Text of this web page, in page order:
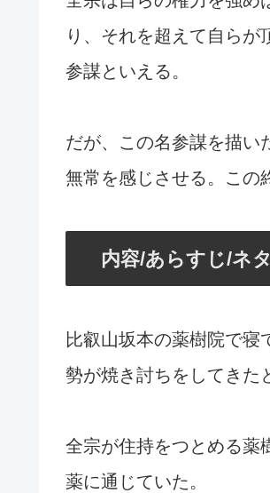
り、それを超えて自らが
参謀といえる。
だが、この名参謀を描い
無常を感じさせる。この
内容/あらすじ/ネ
比叡山坂本の薬樹院で寝
勢が焼き討ちをしてきた
全宗が住持をつとめる薬
薬に通じていた。